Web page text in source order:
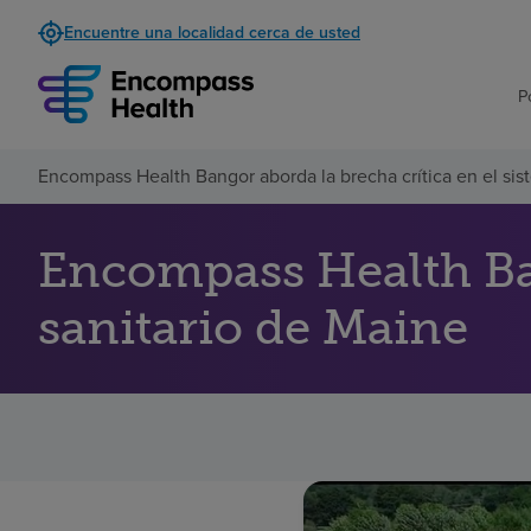
Encuentre una localidad cerca de usted
Encompass Health Bangor aborda la brecha crítica en el
Encompass Health
sanitario de Maine